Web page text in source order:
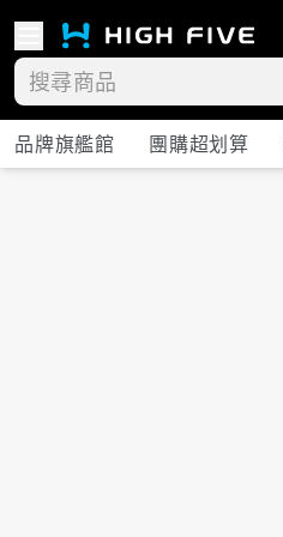
品牌旗艦館 團購超划算